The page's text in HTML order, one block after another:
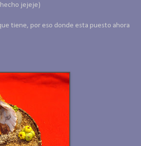
jejeje)
tiene, por eso donde esta puesto ahora